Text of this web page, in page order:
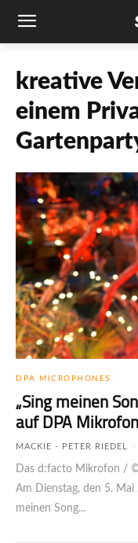
kreative
einem
DPA MICROPHONES
„Sing meinen
auf DPA
MACKIE - PETER RIEDEL -
Das d:facto Mikrofon / © DPA Allerød, Dänemark.
Am Dienstag, den 5.
meinen Song...